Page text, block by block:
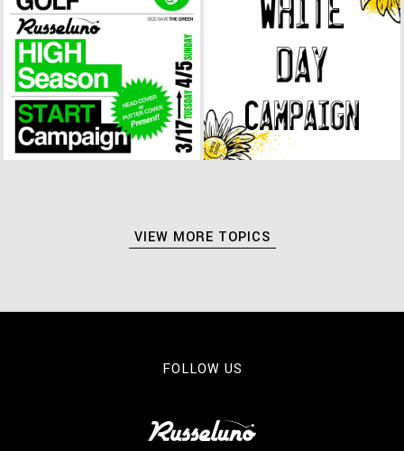
VIEW MORE TOPICS
FOLLOW US